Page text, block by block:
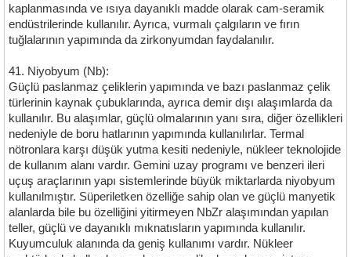
kaplanmasında ve ısıya dayanıklı madde olarak cam-seramik
endüstrilerinde kullanılır. Ayrıca, vurmalı çalgıların ve fırın
tuğlalarının yapımında da zirkonyumdan faydalanılır.
41. Niyobyum (Nb):
Güçlü paslanmaz çeliklerin yapımında ve bazı paslanmaz çelik
türlerinin kaynak çubuklarında, ayrıca demir dışı alaşımlarda da
kullanılır. Bu alaşımlar, güçlü olmalarının yanı sıra, diğer özellikleri
nedeniyle de boru hatlarının yapımında kullanılırlar. Termal
nötronlara karşı düşük yutma kesiti nedeniyle, nükleer teknolojide
de kullanım alanı vardır. Gemini uzay programı ve benzeri ileri
uçuş araçlarının yapı sistemlerinde büyük miktarlarda niyobyum
kullanılmıştır. Süperiletken özelliğe sahip olan ve güçlü manyetik
alanlarda bile bu özelliğini yitirmeyen NbZr alaşımından yapılan
teller, güçlü ve dayanıklı mıknatısların yapımında kullanılır.
Kuyumculuk alanında da geniş kullanımı vardır. Nükleer